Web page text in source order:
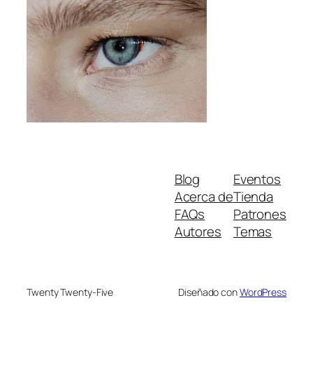
Blog
Acerca de
FAQs
Autores
Eventos
Tienda
Patrones
Temas
Twenty Twenty-Five Diseñado conWordPress